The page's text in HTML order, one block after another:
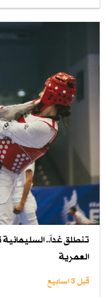
تنطلق غداً.. السليمانية
العمرية
قبل 3 اسابیع